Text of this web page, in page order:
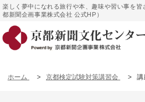
楽しく夢中になれる旅行や本、趣味や習い事を
都新聞企画事業株式会社 公式HP）
ホーム > 京都検定試験対策講習会 > 講